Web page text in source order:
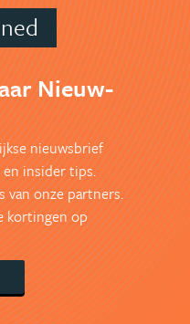
Nieuw-
nieuwsbrief
insider tips.
van onze partners.
kortingen op